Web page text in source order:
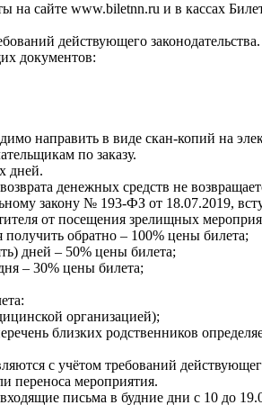
на сайте www.biletnn.ru и в кассах
действующего законодательства.
документов:
направить в виде скан-копий на
по заказу.
дней.
денежных средств не
закону № 193-ФЗ от 18.07.2019,
от посещения зрелищных
получить обратно – 100% цены билета;
дней – 50% цены билета;
– 30% цены билета;
организацией);
близких родственников
с учётом требований
переноса мероприятия.
письма в будние дни с 10 до